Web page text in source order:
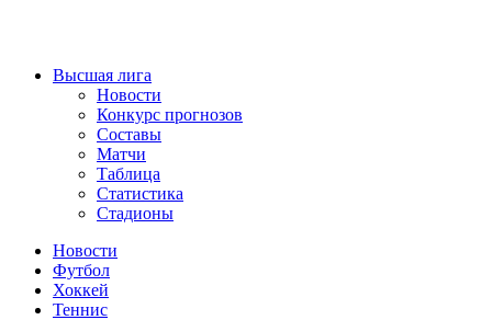
Высшая лига
Новости
Конкурс прогнозов
Составы
Матчи
Таблица
Статистика
Стадионы
Новости
Футбол
Хоккей
Теннис